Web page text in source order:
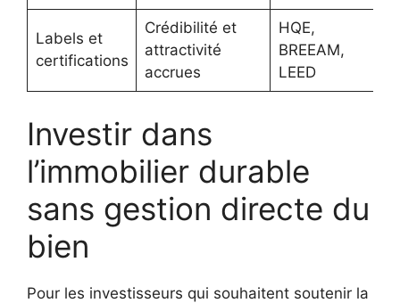
Labels et
certifications
Crédibilité et
attractivité
accrues
HQE,
BREEAM,
LEED
Investir dans
l’immobilier durable
sans gestion directe du
bien
Pour les investisseurs qui souhaitent soutenir la